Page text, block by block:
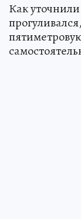
Как